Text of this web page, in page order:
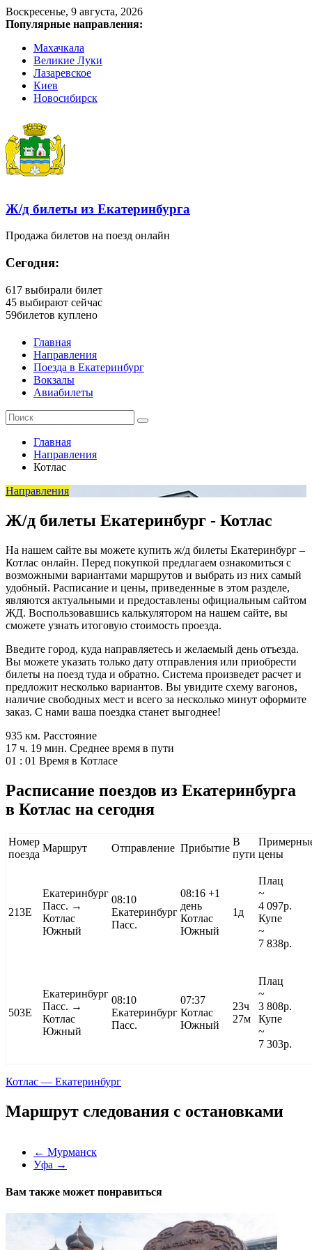
Воскресенье, 9 августа, 2026
Популярные направления:
Махачкала
Великие Луки
Лазаревское
Киев
Новосибирск
Ж/д билеты из Екатеринбурга
Продажа билетов на поезд онлайн
Сегодня:
617 выбирали билет
45 выбирают сейчас
59билетов куплено
Главная
Направления
Поезда в Екатеринбург
Вокзалы
Авиабилеты
Главная
Направления
Котлас
Направления
Ж/д билеты Екатеринбург - Котлас
На нашем сайте вы можете купить ж/д билеты Екатеринбург –
Котлас онлайн. Перед покупкой предлагаем ознакомиться с
возможными вариантами маршрутов и выбрать из них самый
удобный. Расписание и цены, приведенные в этом разделе,
являются актуальными и предоставлены официальным сайтом
ЖД. Воспользовавшись калькулятором на нашем сайте, вы
сможете узнать итоговую стоимость проезда.
Введите город, куда направляетесь и желаемый день отъезда.
Вы можете указать только дату отправления или приобрести
билеты на поезд туда и обратно. Система произведет расчет и
предложит несколько вариантов. Вы увидите схему вагонов,
наличие свободных мест и всего за несколько минут оформите
заказ. С нами ваша поездка станет выгоднее!
935 км. Расстояние
17 ч. 19 мин. Среднее время в пути
01 : 01 Время в Котласе
Расписание поездов из Екатеринбурга
в Котлас на сегодня
Номер
поезда
Маршрут Отправление Прибытие
В
пути цены
213Е
Екатеринбург
Пасс. →
Котлас
Южный
08:10
Екатеринбург
Пасс.
08:16 +1
день
Котлас
Южный
1д
Плац
~
4 097р.
Купе
~
7 838р.
503Е
Екатеринбург
Пасс. →
Котлас
Южный
08:10
Екатеринбург
Пасс.
07:37
Котлас
Южный
23ч
27м
Плац
~
3 808р.
Купе
~
7 303р.
Котлас — Екатеринбург
Маршрут следования с остановками
← Мурманск
Уфа →
Вам также может понравиться